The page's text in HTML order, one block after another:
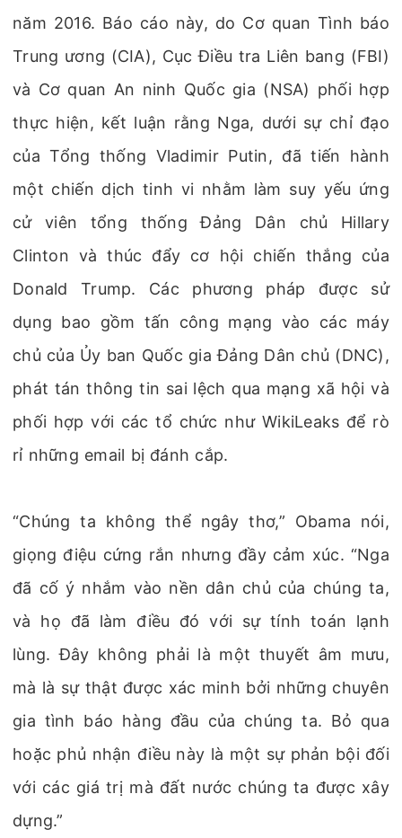
năm 2016. Báo cáo này, do Cơ quan Tình báo
Trung ương (CIA), Cục Điều tra Liên bang (FBI)
và Cơ quan An ninh Quốc gia (NSA) phối hợp
thực hiện, kết luận rằng Nga, dưới sự chỉ đạo
của Tổng thống Vladimir Putin, đã tiến hành
một chiến dịch tinh vi nhằm làm suy yếu ứng
cử viên tổng thống Đảng Dân chủ Hillary
Clinton và thúc đẩy cơ hội chiến thắng của
Donald Trump. Các phương pháp được sử
dụng bao gồm tấn công mạng vào các máy
chủ của Ủy ban Quốc gia Đảng Dân chủ (DNC),
phát tán thông tin sai lệch qua mạng xã hội và
phối hợp với các tổ chức như WikiLeaks để rò
rỉ những email bị đánh cắp.
“Chúng ta không thể ngây thơ,” Obama nói,
giọng điệu cứng rắn nhưng đầy cảm xúc. “Nga
đã cố ý nhắm vào nền dân chủ của chúng ta,
và họ đã làm điều đó với sự tính toán lạnh
lùng. Đây không phải là một thuyết âm mưu,
mà là sự thật được xác minh bởi những chuyên
gia tình báo hàng đầu của chúng ta. Bỏ qua
hoặc phủ nhận điều này là một sự phản bội đối
với các giá trị mà đất nước chúng ta được xây
dựng.”